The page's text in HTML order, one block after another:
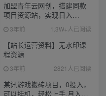
加盟青年云网创，搭建同款
项目资源站，实现日入
2000+
3年前 1.3W+人已阅读
【站长运营资料】无水印课
程资源
3年前 2821人已阅读
某讯游戏搬砖项目，0投入，
可以挂机，轻松上手,月入